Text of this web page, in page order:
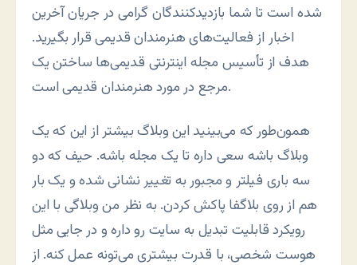
شده است تا شما بازدیدکنندگان گرامی در جریان آخرین
اخبار از فعالیت‌های هنرمندان قدیمی قرار بگیرید.
هدف از تأسیس مجله اینترنتی قدیمی‌ها ساختن یک
مرجع در مورد هنرمندان قدیمی است.
همون‌طور که می‌بینید این وبلاگ بیشتر از این که یک
وبلاگ باشه سعی داره تا یک مجله باشه. حیف که دو
سه باری فیلتر و مجبور به تغییر نشانی شده و یک بار
هم از روی بلاگفا پاکش کردن. به نظر من وبلاگی با این
رویکرد قابلیت تبدیل به سایت رو داره و در جایی مثل
هوست شخصی، با قدرت بیشتری می‌تونه عمل کنه. از